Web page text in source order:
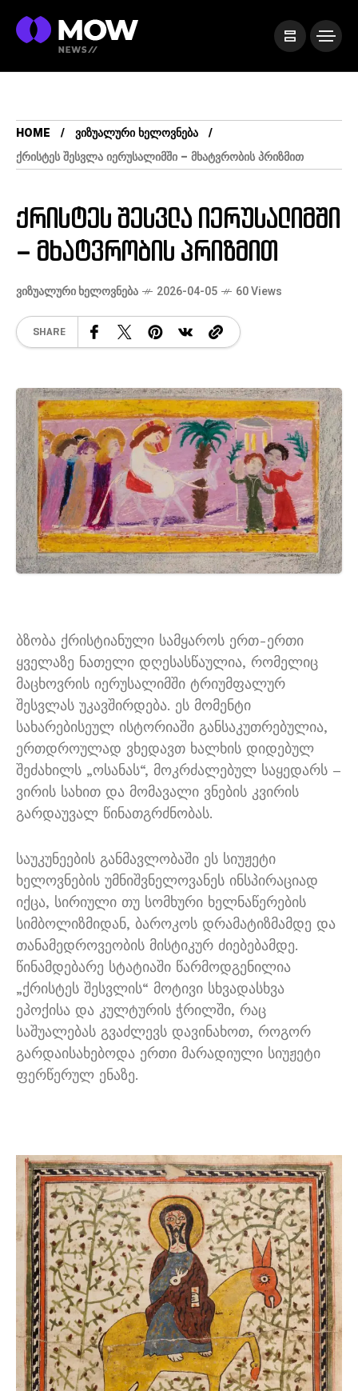
HOME
ᲕᲘᲖᲣᲐᲚᲣᲠᲘ ᲮᲔᲚᲝᲕᲜᲔᲑᲐ
ᲥᲠᲘᲡᲢᲔᲡ ᲨᲔᲡᲕᲚᲐ ᲘᲔᲠᲣᲡᲐᲚᲘᲛᲨᲘ – ᲛᲮᲐᲢᲕᲠᲝᲑᲘᲡ ᲞᲠᲘᲖᲛᲘᲗ
ქრისტეს შესვლა იერუსალიმში
– მხატვრობის პრიზმით
ᲕᲘᲖᲣᲐᲚᲣᲠᲘ ᲮᲔᲚᲝᲕᲜᲔᲑᲐ 2026-04-05 60 Views
SHARE
ბზობა ქრისტიანული სამყაროს ერთ-ერთი
ყველაზე ნათელი დღესასწაულია, რომელიც
მაცხოვრის იერუსალიმში ტრიუმფალურ
შესვლას უკავშირდება. ეს მომენტი
სახარებისეულ ისტორიაში განსაკუთრებულია,
ერთდროულად ვხედავთ ხალხის დიდებულ
შეძახილს „ოსანას“, მოკრძალებულ საყედარს –
ვირის სახით და მომავალი ვნების კვირის
გარდაუვალ წინათგრძნობას.
საუკუნეების განმავლობაში ეს სიუჟეტი
ხელოვნების უმნიშვნელოვანეს ინსპირაციად
იქცა, სირიული თუ სომხური ხელნაწერების
სიმბოლიზმიდან, ბაროკოს დრამატიზმამდე და
თანამედროვეობის მისტიკურ ძიებებამდე.
წინამდებარე სტატიაში წარმოდგენილია
„ქრისტეს შესვლის“ მოტივი სხვადასხვა
ეპოქისა და კულტურის ჭრილში, რაც
საშუალებას გვაძლევს დავინახოთ, როგორ
გარდაისახებოდა ერთი მარადიული სიუჟეტი
ფერწერულ ენაზე.